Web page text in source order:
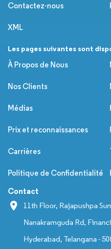
Contactez-nous
XML
Les pages suivantes sont
À Propos de Nous
Nos Clients
Médias
Prix et reconnaissances
Carrières
Politique de Confidentialité
Contact
11th Floor, Rajapushpa
Nanakramguda Rd,
Hyderabad, Telangana -